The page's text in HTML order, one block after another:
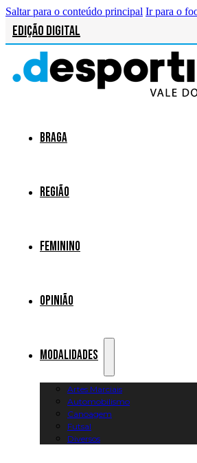
Saltar para o conteúdo principal Ir para o
Edição Digital
Braga
Região
Feminino
Opinião
Modalidades
Artes Marciais
Automobilismo
Canoagem
Futsal
Diversos